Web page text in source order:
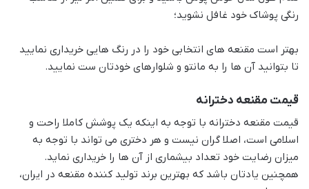
رنگی پوشاک خود غافل نشوید؛
بهتر است مقنعه های انتخابی خود را در رنگ هایی خریداری نمایید
تا بتوانید آن ها را به مانتو و شلوارهای خودتان ست نمایید.
قیمت مقنعه دخترانه
قیمت مقنعه دخترانه با توجه به اینکه یک پوشش کاملا راحت و
اسلامی است، اصلا گران نیست و هر دختری می تواند با توجه به
میزان رضایت خود تعداد بیشماری از آن ها را خریداری نماید.
همچنین یادتان باشد که بهترین برند تولید کننده مقنعه در ایران،